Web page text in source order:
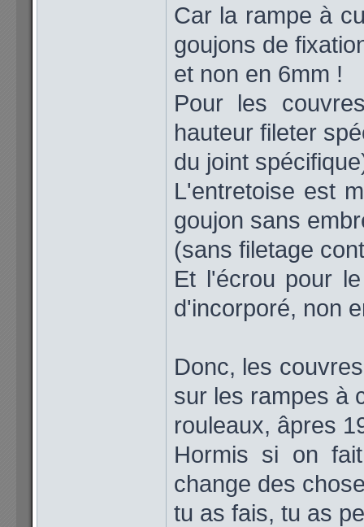
Car la rampe à
goujons de
et non en 6mm !
Pour les
hauteur fileter
du joint
L'entretoise est
goujon sans
(sans filetage
Et l'écrou pour
d'incorporé, non
Donc, les
sur les rampes à
rouleaux, âpres
Hormis si on
change des
tu as fais, tu as